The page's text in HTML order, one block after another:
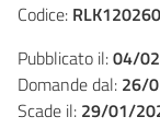
Codice:
Pubblicato il:04/
Domande dal: 26/
Scade il: 29/01/